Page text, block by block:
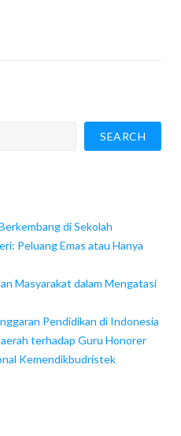
SEARCH
di Sekolah
Peluang Emas atau Hanya
Masyarakat dalam Mengatasi
Pendidikan di Indonesia
terhadap Guru Honorer
Kemendikbudristek